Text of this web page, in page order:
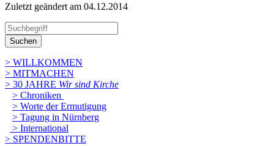
Zuletzt geändert am 04­.12.2014
Suchen
> WILLKOMMEN
> MITMACHEN
> 30 JAHRE Wir sind Kirche
> Chroniken
> Worte der Ermutigung
> Tagung in Nürnberg
> International
> SPENDENBITTE